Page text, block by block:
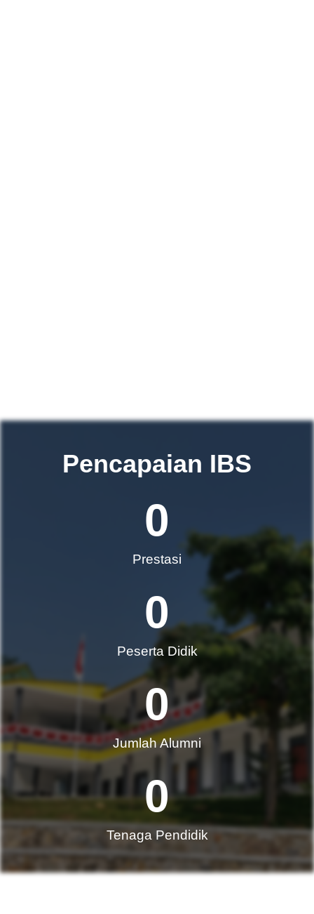
Pencapaian IBS
0
Prestasi
0
Peserta Didik
0
Jumlah Alumni​
0
Tenaga Pendidik